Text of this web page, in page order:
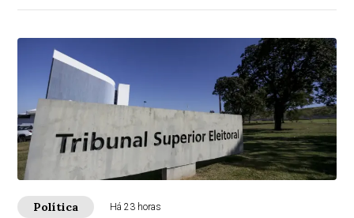
Política Há 23 horas